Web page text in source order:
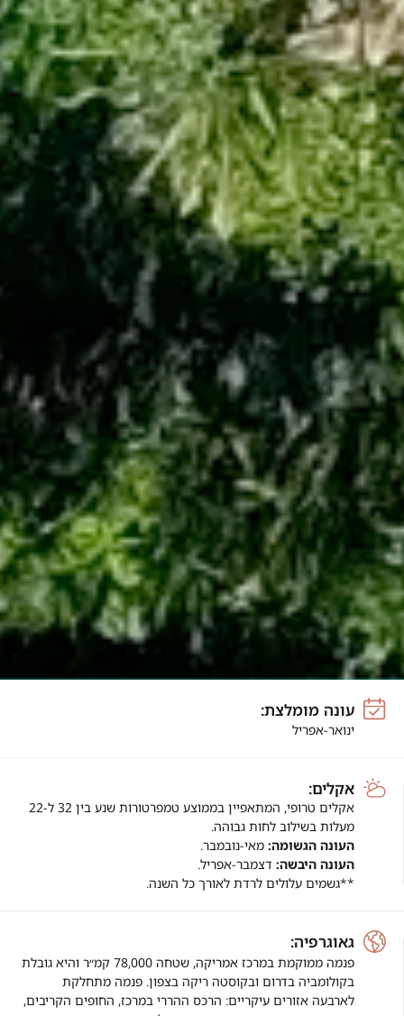
עונה מומלצת:
ינואר-אפריל
אקלים:
אקלים טרופי, המתאפיין בממוצע טמפרטורות
שנע בין 32 ל-22
מעלות בשילוב לחות גבוהה.
העונה הגשומה: מאי-נובמבר.
העונה היבשה: דצמבר-אפריל.
**גשמים עלולים לרדת לאורך כל השנה.
גאוגרפיה:
פנמה ממוקמת במרכז אמריקה, שטחה 78,000 קמ״ר
והיא גובלת
בקולומביה בדרום ובקוסטה ריקה בצפון. פנמה מתחלקת
לארבעה אזורים עיקריים: הרכס ההררי במרכז, החופים הקריבים,